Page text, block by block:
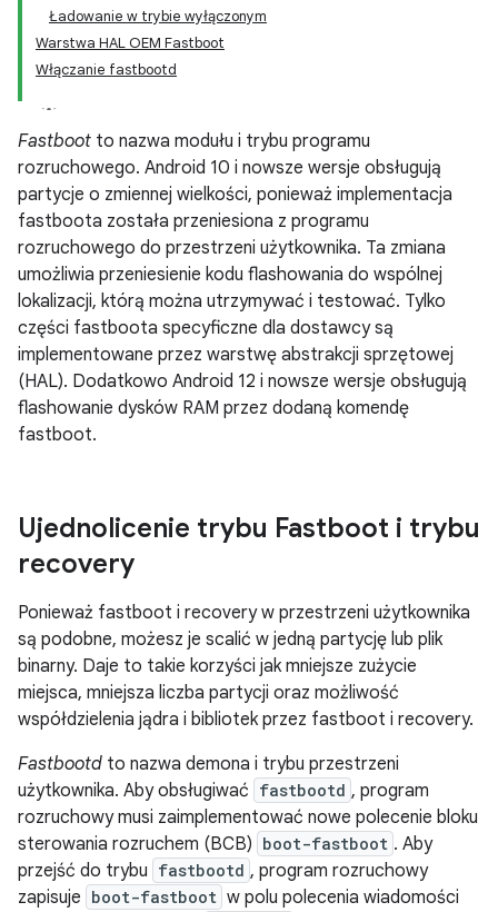
Ładowanie w trybie wyłączonym
Warstwa HAL OEM Fastboot
Włączanie fastbootd
Fastboot to nazwa modułu i trybu programu
rozruchowego. Android 10 i nowsze wersje obsługują
partycje o zmiennej wielkości, ponieważ implementacja
fastboota została przeniesiona z programu
rozruchowego do przestrzeni użytkownika. Ta zmiana
umożliwia przeniesienie kodu flashowania do wspólnej
lokalizacji, którą można utrzymywać i testować. Tylko
części fastboota specyficzne dla dostawcy są
implementowane przez warstwę abstrakcji sprzętowej
(HAL). Dodatkowo Android 12 i nowsze wersje obsługują
flashowanie dysków RAM przez dodaną komendę
fastboot.
Ujednolicenie trybu Fastboot i trybu
recovery
Ponieważ fastboot i recovery w przestrzeni użytkownika
są podobne, możesz je scalić w jedną partycję lub plik
binarny. Daje to takie korzyści jak mniejsze zużycie
miejsca, mniejsza liczba partycji oraz możliwość
współdzielenia jądra i bibliotek przez fastboot i recovery.
Fastbootd to nazwa demona i trybu przestrzeni
użytkownika. Aby obsługiwać fastbootd , program
rozruchowy musi zaimplementować nowe polecenie bloku
sterowania rozruchem (BCB) boot-fastboot . Aby
przejść do trybu fastbootd , program rozruchowy
zapisuje boot-fastboot w polu polecenia wiadomości